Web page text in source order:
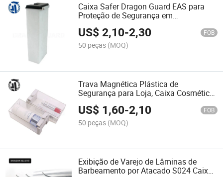
Caixa Safer Dragon Guard EAS para
Proteção de Segurança em
Supermercados
US$2,10-2,30 FOB
50 peças (MOQ)
Trava Magnética Plástica de
Segurança para Loja, Caixa Cosmética
Antifurto mais Segura
US$ 1,60-2,10 FOB
50 peças (MOQ)
Exibição de Varejo de Lâminas de
Barbeamento por Atacado S024 Caixa